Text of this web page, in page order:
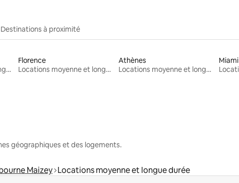
Destinations à proximité
Locations moyenne et longue durée
Florence
Locations moyenne et longue durée
Athènes
Locations moyenne et longue durée
Miami
géographiques et des logements.
Maizey Locations moyenne et longue durée